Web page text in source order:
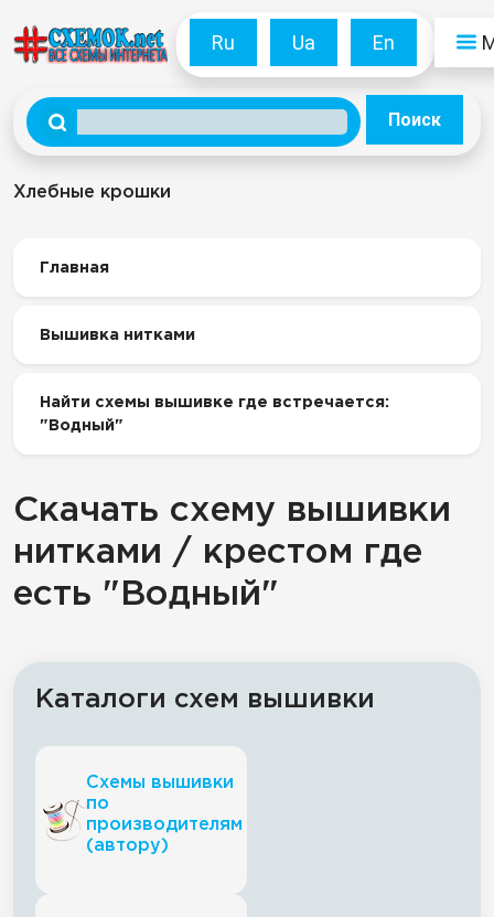
Ru Ua En
Поиск
Хлебные крошки
Главная
Вышивка нитками
Найти схемы вышивке где встречается:
"Водный"
Скачать схему вышивки
нитками / крестом где
есть "Водный"
Каталоги схем вышивки
Схемы вышивки
по
производителям
(автору)